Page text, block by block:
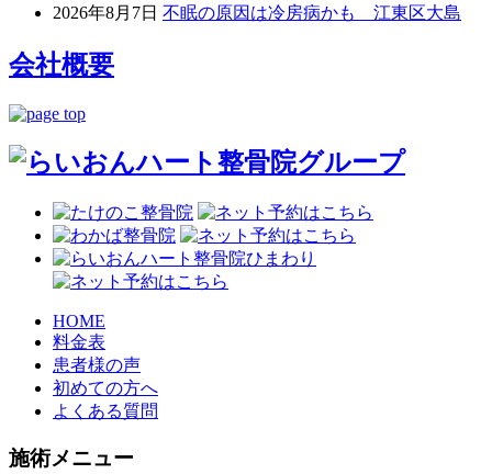
2026年8月7日 不眠の原因は冷房病かも 江東区大島
会社概要
HOME
料金表
患者様の声
初めての方へ
よくある質問
施術メニュー